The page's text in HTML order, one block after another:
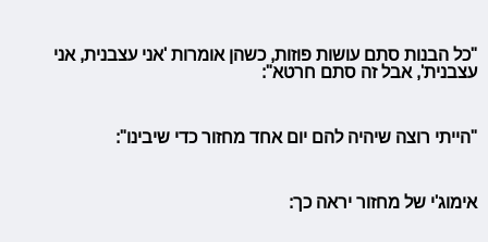
"כל הבנות סתם עושות פוזות, כשהן אומרות 'אני עצבנית, אני
עצבנית', אבל זה סתם חרטא":
"הייתי רוצה שיהיה להם יום אחד מחזור כדי שיבינו":
אימוג'י של מחזור יראה כך: